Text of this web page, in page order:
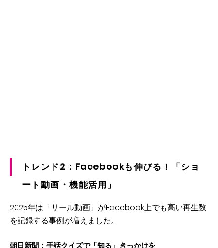
トレンド2：Facebookも伸びる！「ショ
ート動画・機能活用」
2025年は「リール動画」がFacebook上でも高い再生数
を記録する事例が増えました。
朝日新聞：手話クイズで「知る」きっかけを